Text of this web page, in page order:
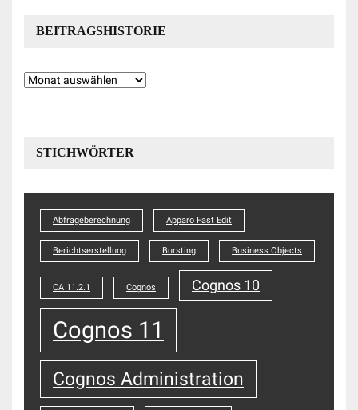
BEITRAGSHISTORIE
Beitragshistorie
STICHWÖRTER
Abfrageberechnung Apparo Fast Edit
Berichtserstellung Bursting Business Objects
CA 11.2.1 Cognos Cognos 10
Cognos 11
Cognos Administration